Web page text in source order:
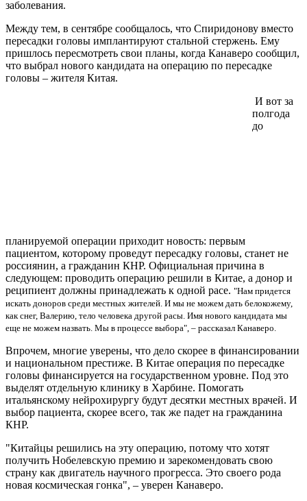
заболевания.
Между тем, в сентябре сообщалось, что Спиридонову вместо
пересадки головы имплантируют стальной стержень. Ему
пришлось пересмотреть свои планы, когда Канаверо сообщил,
что выбрал нового кандидата на операцию по пересадке
головы – жителя Китая.
И вот за
полгода
до
планируемой операции приходит новость: первым
пациентом, которому проведут пересадку головы, станет не
россиянин, а гражданин КНР. Официальная причина в
следующем: проводить операцию решили в Китае, а донор и
реципиент должны принадлежать к одной расе. "Нам придется
искать доноров среди местных жителей. И мы не можем дать белокожему,
как снег, Валерию, тело человека другой расы. Имя нового кандидата мы
еще не можем назвать. Мы в процессе выбора", – рассказал Канаверо.
Впрочем, многие уверены, что дело скорее в финансировании
и национальном престиже. В Китае операция по пересадке
головы финансируется на государственном уровне. Под это
выделят отдельную клинику в Харбине. Помогать
итальянскому нейрохирургу будут десятки местных врачей. И
выбор пациента, скорее всего, так же падет на гражданина
КНР.
"Китайцы решились на эту операцию, потому что хотят
получить Нобелевскую премию и зарекомендовать свою
страну как двигатель научного прогресса. Это своего рода
новая космическая гонка", – уверен Канаверо.